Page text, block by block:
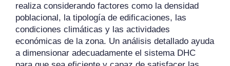
realiza considerando factores como la densidad
poblacional, la tipología de edificaciones, las
condiciones climáticas y las actividades
económicas de la zona. Un análisis detallado ayuda
a dimensionar adecuadamente el sistema DHC